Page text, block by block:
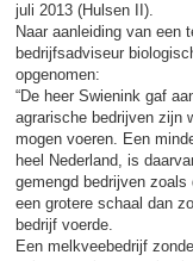
juli 2013 (Hulsen II).
Naar aanleiding van een
bedrijfsadviseur
opgenomen:
“De heer Swienink gaf
agrarische bedrijven zijn
mogen voeren. Een
heel Nederland, is
gemengd bedrijven
een grotere schaal dan
bedrijf voerde.
Een melkveebedrijf